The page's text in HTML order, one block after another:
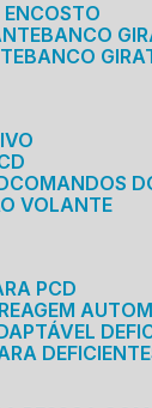
ENCOSTO
BANCO
BANCO
COMANDOS
VOLANTE
PCD